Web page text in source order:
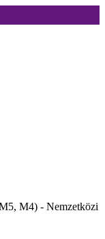
M4) - Nemzetközi